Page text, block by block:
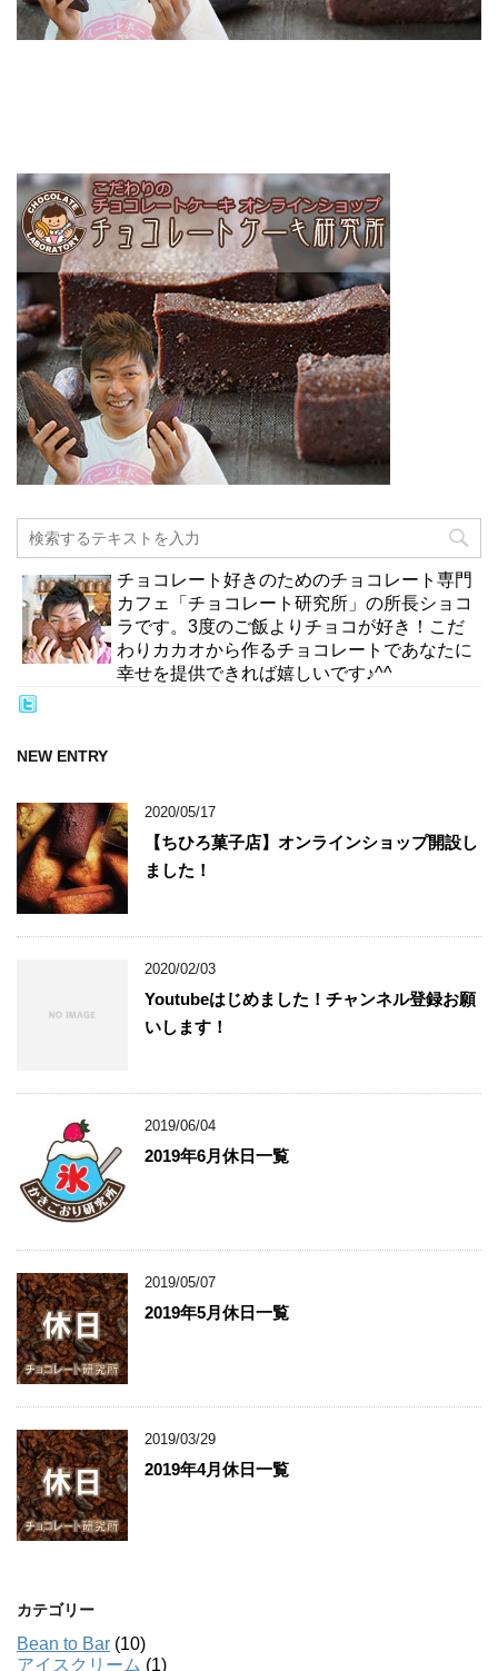
チョコレート好きのためのチョコレート専門
カフェ「チョコレート研究所」の所長ショコ
ラです。3度のご飯よりチョコが好き！こだ
わりカカオから作るチョコレートであなたに
幸せを提供できれば嬉しいです♪^^
NEW ENTRY
2020/05/17
【ちひろ菓子店】オンラインショップ開設し
ました！
2020/02/03
Youtubeはじめました！チャンネル登録お願
いします！
2019/06/04
2019年6月休日一覧
2019/05/07
2019年5月休日一覧
2019/03/29
2019年4月休日一覧
カテゴリー
Bean to Bar (10)
アイスクリーム (1)